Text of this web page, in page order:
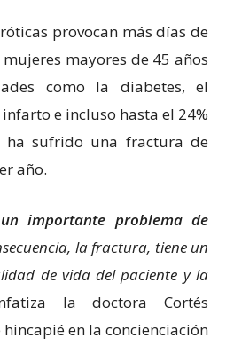
provocan más días de
mayores de 45 años
como la diabetes, el
e incluso hasta el 24%
ha sufrido una fractura de
año.
importante problema de
la fractura, tiene un
de vida del paciente y la
la doctora Cortés
en la concienciación